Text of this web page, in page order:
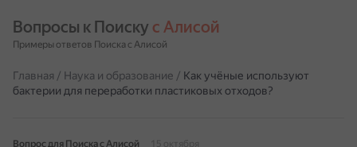
Вопросы к Поиску с Алисой
Примеры ответов Поиска с Алисой
Главная / Наука и образование / Как учёные используют
бактерии для переработки пластиковых отходов?
Вопрос для Поиска с Алисой
15 октября